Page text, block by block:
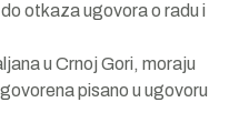
otkaza ugovora o radu i
u Crnoj Gori, moraju
pisano u ugovoru